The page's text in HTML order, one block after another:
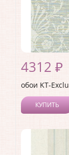
4312 ₽
обои KT-
КУПИТЬ
Коллекция: